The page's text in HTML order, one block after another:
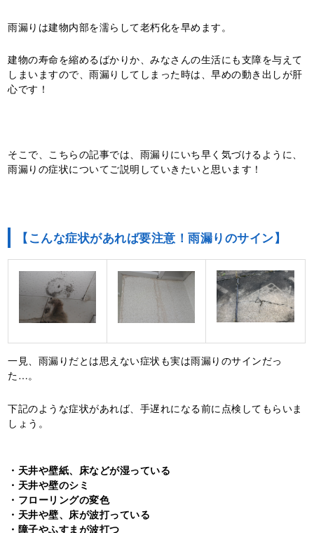
雨漏りは建物内部を濡らして老朽化を早めます。
建物の寿命を縮めるばかりか、みなさんの生活にも支障を与えて
しまいますので、雨漏りしてしまった時は、早めの動き出しが肝
心です！
そこで、こちらの記事では、雨漏りにいち早く気づけるように、
雨漏りの症状についてご説明していきたいと思います！
【こんな症状があれば要注意！雨漏りのサイン】
一見、雨漏りだとは思えない症状も実は雨漏りのサインだっ
た…。
下記のような症状があれば、手遅れになる前に点検してもらいま
しょう。
・天井や壁紙、床などが湿っている
・天井や壁のシミ
・フローリングの変色
・天井や壁、床が波打っている
・障子やふすまが波打つ